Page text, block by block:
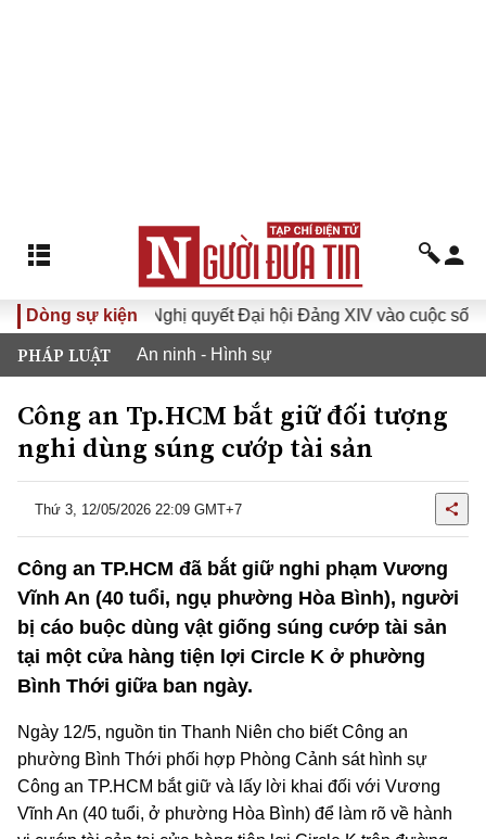
Dòng sự kiện
Đưa Nghị quyết Đại hội Đảng XIV vào cuộc sống
PHÁP LUẬT An ninh - Hình sự
Công an Tp.HCM bắt giữ đối tượng
nghi dùng súng cướp tài sản
Thứ 3, 12/05/2026 22:09 GMT+7
Công an TP.HCM đã bắt giữ nghi phạm Vương
Vĩnh An (40 tuổi, ngụ phường Hòa Bình), người
bị cáo buộc dùng vật giống súng cướp tài sản
tại một cửa hàng tiện lợi Circle K ở phường
Bình Thới giữa ban ngày.
Ngày 12/5, nguồn tin Thanh Niên cho biết Công an
phường Bình Thới phối hợp Phòng Cảnh sát hình sự
Công an TP.HCM bắt giữ và lấy lời khai đối với Vương
Vĩnh An (40 tuổi, ở phường Hòa Bình) để làm rõ về hành